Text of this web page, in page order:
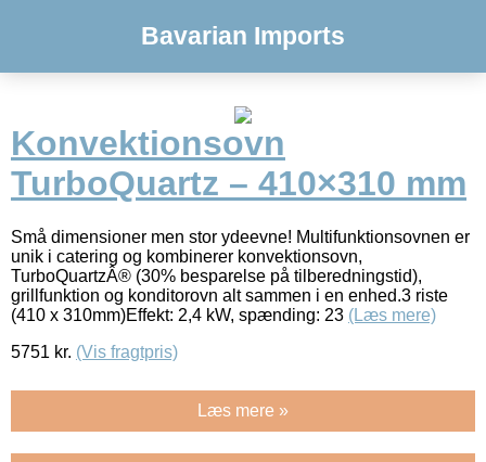
Bavarian Imports
Konvektionsovn
TurboQuartz – 410×310 mm
Små dimensioner men stor ydeevne! Multifunktionsovnen er
unik i catering og kombinerer konvektionsovn,
TurboQuartzÂ® (30% besparelse på tilberedningstid),
grillfunktion og konditorovn alt sammen i en enhed.3 riste
(410 x 310mm)Effekt: 2,4 kW, spænding: 23 (Læs mere)
5751 kr. (Vis fragtpris)
Læs mere »